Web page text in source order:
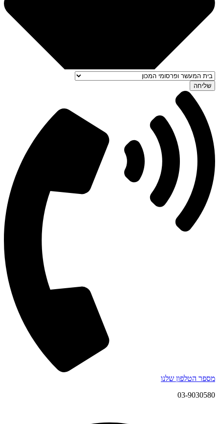
שליחה
מספר הטלפון שלנו
03-9030580